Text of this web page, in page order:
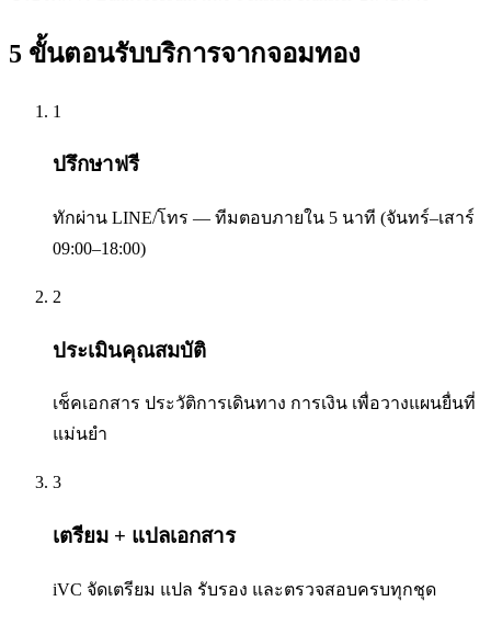
5 ขั้นตอนรับบริการจากจอมทอง
1
ปรึกษาฟรี
ทักผ่าน LINE/โทร — ทีมตอบภายใน 5 นาที (จันทร์–เสาร์
09:00–18:00)
2
ประเมินคุณสมบัติ
เช็คเอกสาร ประวัติการเดินทาง การเงิน เพื่อวางแผนยื่นที่
แม่นยำ
3
เตรียม + แปลเอกสาร
iVC จัดเตรียม แปล รับรอง และตรวจสอบครบทุกชุด